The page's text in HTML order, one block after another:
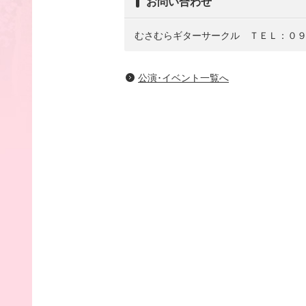
むさむらギターサークル ＴＥＬ：０
公演･イベント一覧へ